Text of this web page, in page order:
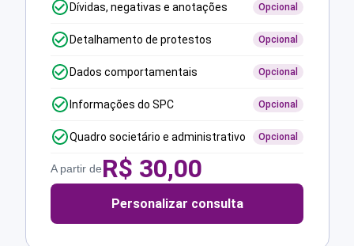
Dívidas, negativas e anotações Opcional
Detalhamento de protestos Opcional
Dados comportamentais Opcional
Informações do SPC Opcional
Quadro societário e administrativo Opcional
A partir deR$ 30,00
Personalizar consulta